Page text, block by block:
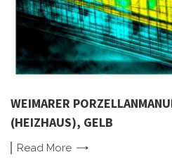
WEIMARER
(HEIZHAUS), GELB
Read More